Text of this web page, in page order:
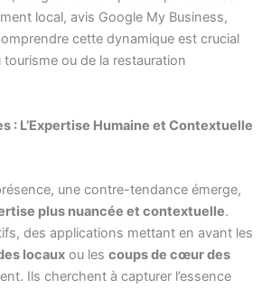
local, avis Google My Business,
cette dynamique est crucial
ou de la restauration
: L’Expertise Humaine et Contextuelle
une contre-tendance émerge,
plus nuancée et contextuelle.
des applications mettant en avant les
locaux ou les coups de cœur des
Ils cherchent à capturer l’essence